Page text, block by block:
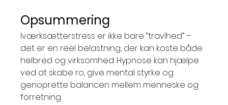
Opsummering
Iværksætterstress er ikke bare “travlhed” –
det er en reel belastning, der kan koste både
helbred og virksomhed. Hypnose kan hjælpe
ved at skabe ro, give mental styrke og
genoprette balancen mellem menneske og
forretning.